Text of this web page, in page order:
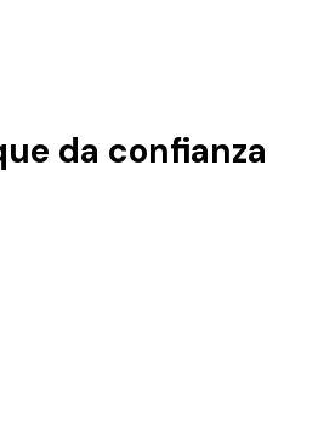
da confianza